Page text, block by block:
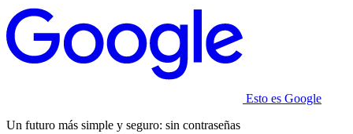
Esto es Google
Un futuro más simple y seguro: sin contraseñas